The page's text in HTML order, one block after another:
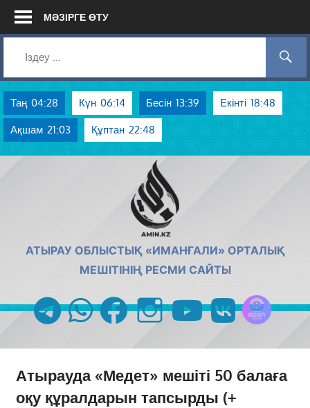
Skip
МӘЗІРГЕ ӨТУ
Таң 04:28 Күн 06:14 Бесін 13:39 Екінті 18:48
Ақшам 21:03 Құптан 22:48
АТЫРАУ ОБЛЫСТЫҚ «ИМАНҒАЛИ» ОРТАЛЫҚ
МЕШІТІНІҢ РЕСМИ САЙТЫ
telegramwhatsappfacebookinstagramyoutubevk
Атырауда «Медет» мешіті 50 балаға
оқу құралдарын тапсырды (+